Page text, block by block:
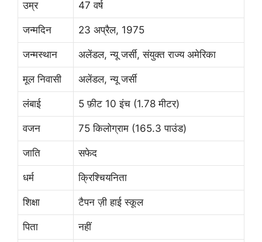
उम्र 47 वर्ष
जन्मदिन 23 अप्रैल, 1975
जन्मस्थान अलेंडल, न्यू जर्सी, संयुक्त राज्य अमेरिका
मूल निवासी अलेंडल, न्यू जर्सी
लंबाई 5 फ़ीट 10 इंच (1.78 मीटर)
वजन 75 किलोग्राम (165.3 पाउंड)
जाति सफेद
धर्म क्रिश्चियनिता
शिक्षा टैपन ज़ी हाई स्कूल
पिता नहीं